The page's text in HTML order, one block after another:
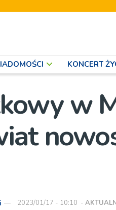
KONCERT
w
2023/01/17 - 10:10 -